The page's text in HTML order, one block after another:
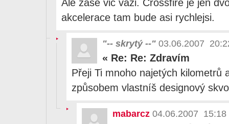
Ale zase vic vazi. Crossfire je jen
akcelerace tam bude asi rychlejsi.
"-- skrytý --" 03.06.2007
« Re: Re: Zdravím
Přeji Ti mnoho najetých kilometrů
způsobem vlastníš designový
mabarcz 04.06.2007 15:18